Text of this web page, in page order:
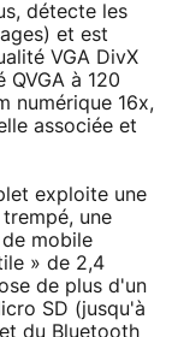
détecte les
et est
VGA DivX
à 120
numérique 16x,
associée et
exploite une
une
mobile
» de 2,4
de plus d'un
SD (jusqu'à
du Bluetooth